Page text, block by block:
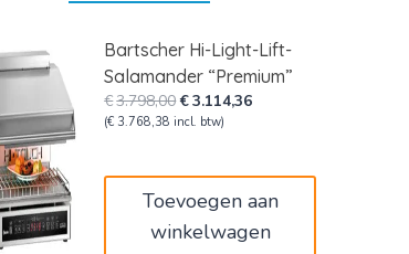
Bartscher Hi-Light-Lift-
Salamander “Premium”
€3.798,00Oorspronkelijke
prijs
€3.114,36Huidige
(€ 3.768,38 incl. btw)
Toevoegen aan
winkelwagen